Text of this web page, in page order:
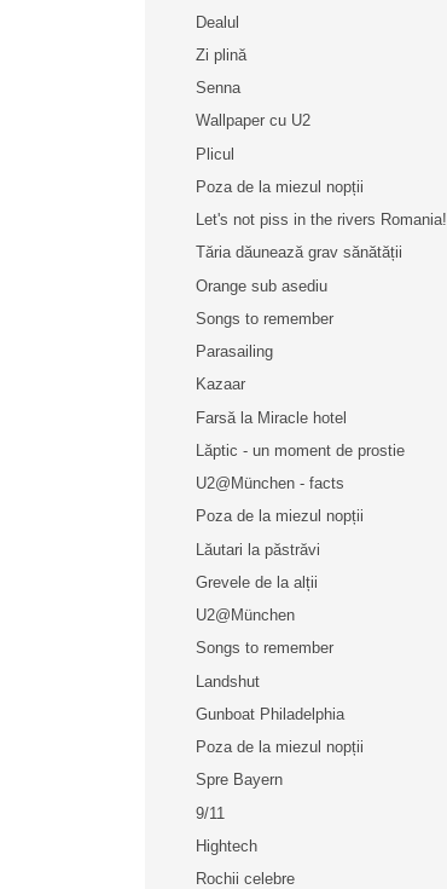
Dealul
Zi plină
Senna
Wallpaper cu U2
Plicul
Poza de la miezul nopții
Let's not piss in the rivers Romania!
Tăria dăunează grav sănătății
Orange sub asediu
Songs to remember
Parasailing
Kazaar
Farsă la Miracle hotel
Lăptic - un moment de prostie
U2@München - facts
Poza de la miezul nopții
Lăutari la păstrăvi
Grevele de la alții
U2@München
Songs to remember
Landshut
Gunboat Philadelphia
Poza de la miezul nopții
Spre Bayern
9/11
Hightech
Rochii celebre